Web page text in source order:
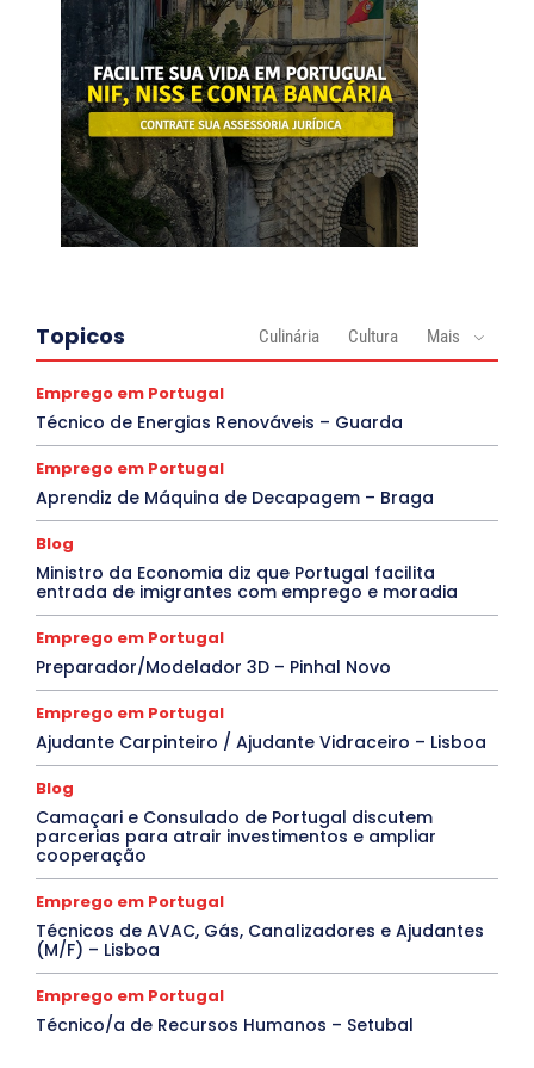
Topicos Culinária Cultura Mais
Emprego em Portugal
Técnico de Energias Renováveis – Guarda
Emprego em Portugal
Aprendiz de Máquina de Decapagem – Braga
Blog
Ministro da Economia diz que Portugal facilita
entrada de imigrantes com emprego e moradia
Emprego em Portugal
Preparador/Modelador 3D – Pinhal Novo
Emprego em Portugal
Ajudante Carpinteiro / Ajudante Vidraceiro – Lisboa
Blog
Camaçari e Consulado de Portugal discutem
parcerias para atrair investimentos e ampliar
cooperação
Emprego em Portugal
Técnicos de AVAC, Gás, Canalizadores e Ajudantes
(M/F) – Lisboa
Emprego em Portugal
Técnico/a de Recursos Humanos – Setubal